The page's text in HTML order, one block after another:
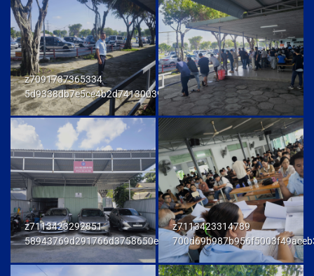
z7091737365334
5d9338db7e5ce4b2d741300392f80174
z7113423292851
58943769d291766d3758650e972d81fd
z7113423314789